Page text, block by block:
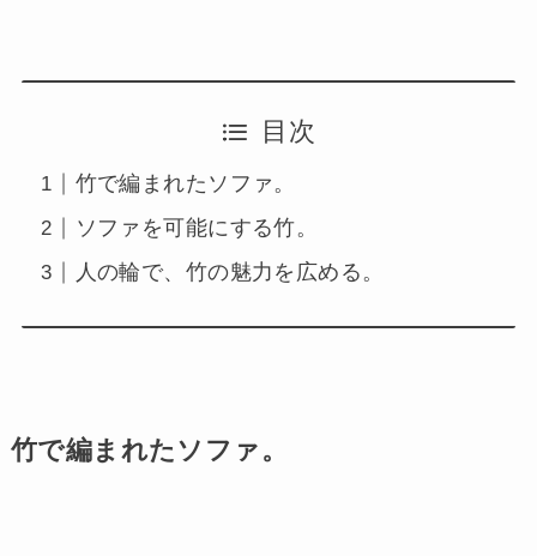
目次
竹で編まれたソファ。
ソファを可能にする竹。
人の輪で、竹の魅力を広める。
竹で編まれたソファ。